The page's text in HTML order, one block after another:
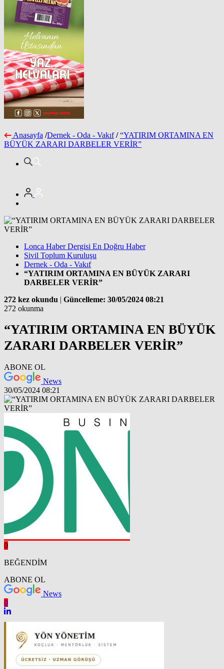
Anasayfa /Dernek - Oda - Vakıf / “YATIRIM ORTAMINA EN
BÜYÜK ZARARI DARBELER VERİR”
Lonca Haber Dergisi En Doğru Haber
Sivil Toplum Kuruluşu
Dernek - Oda - Vakıf
“YATIRIM ORTAMINA EN BÜYÜK ZARARI
DARBELER VERİR”
272 kez okundu | Güncelleme: 30/05/2024 08:21
272 okunma
“YATIRIM ORTAMINA EN BÜYÜK
ZARARI DARBELER VERİR”
ABONE OL
News
30/05/2024 08:21
0
BEĞENDİM
ABONE OL
News
0